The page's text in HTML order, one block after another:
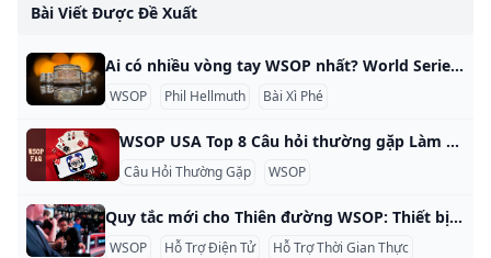
Bài Viết Được Đề Xuất
Ai có nhiều vòng tay WSOP nhất? World Series of Poker (WSOP) là một trong những giải đấu poker uy tín nhất trên thế giới và việc giành được một chiếc vòng tay là một trong những vinh dự cao nhất mà người chơi poker có thể đạt được. Với nhiều sự kiện được tổ chức hàng năm, sự cạnh tranh dành cho những chiếc vòng tay đáng thèm muốn này rất khốc liệt. Nhưng trong số tất cả những người chơi đã giành được vòng tay WSOP, có một người chơi vượt trội hơn những người còn lại.
WSOP Phil Hellmuth Bài Xì Phé
WSOP USA Top 8 Câu hỏi thường gặp Làm cách nào để chơi bài xì phé trực tuyến trên WSOP? Bạn có thể chơi bài xì phé trực tuyến tại Hoa Kỳ thông qua trang web này là hợp pháp ở Nevada, New Jersey, Michigan và Pennsylvania. Có phải là hợp pháp ở Mỹ không? Có. Ở mỗi tiểu bang, nó có giấy phép thích hợp để vận hành poker trực tuyến tiền thật từ ban quản lý của tiểu bang và phải tuân theo các quy tắc và quy định nghiêm ngặt.
Câu Hỏi Thường Gặp WSOP
Quy tắc mới cho Thiên đường WSOP: Thiết bị điện tử và Hỗ trợ theo thời gian thực Chuỗi WSOP Paradise khởi động với các quy tắc mới Chỉ còn vài ngày nữa là loạt World Series of Poker (WSOP) Paradise diễn ra và những người chơi tham dự nên lưu ý về một thay đổi quy tắc quan trọng sẽ ảnh hưởng đến việc sử dụng các thiết bị điện tử tại bàn. Giải đấu bắt đầu ở Bahamas vào ngày 6 tháng 12, bao gồm 13 sự kiện vòng tay vàng trực tiếp và hai sự kiện trực tuyến, tất cả đều được PokerNews đưa tin trực tiếp.
WSOP Hỗ Trợ Điện Tử Hỗ Trợ Thời Gian Thực